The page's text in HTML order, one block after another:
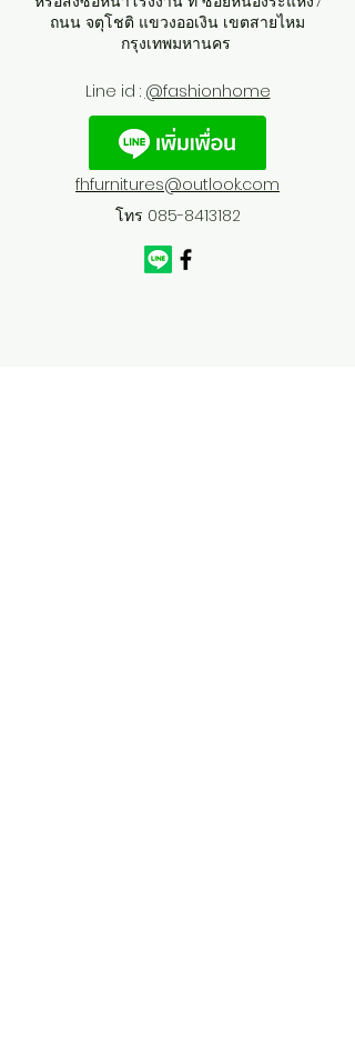
ถนน จตุโชติ แขวงออเงิน เขตสายไหม
กรุงเทพมหานคร
Line id : @fashionhome
fhfurnitures@outlook.com
โทร 085-8413182